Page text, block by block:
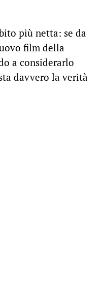
più netta: se da
film della
a considerarlo
davvero la verità